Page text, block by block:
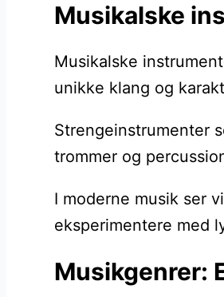
Musikalske
Musikalske
unikke klang og
Strengeinstrumenter
trommer og
I moderne musik ser
eksperimentere med
Musikgenrer: